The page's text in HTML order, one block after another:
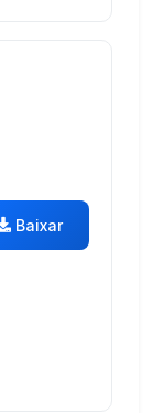
Baixar